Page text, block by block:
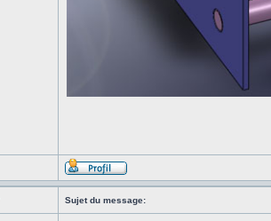
Sujet du message: